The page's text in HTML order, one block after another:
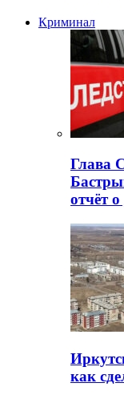
Криминал
Глава
отчёт
как